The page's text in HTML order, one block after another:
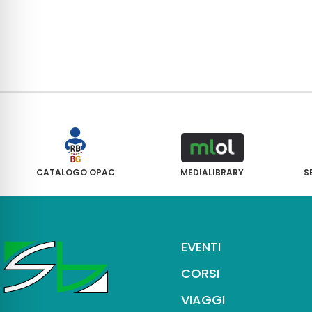
CATALOGO OPAC MEDIALIBRARY
EVENTI
CORSI
VIAGGI